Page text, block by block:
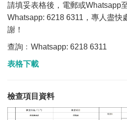
請填妥表格後，電郵或Whatsapp
Whatsapp: 6218 6311，專人盡快
謝！
查詢﹕Whatsapp: 6218 6311
表格下載
檢查項目資料